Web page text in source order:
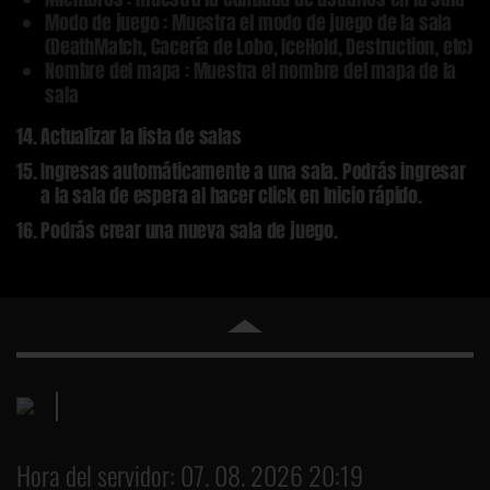
Modo de juego : Muestra el modo de juego de la sala
(DeathMatch, Cacería de Lobo, IceHold, Destruction, etc)
Nombre del mapa : Muestra el nombre del mapa de la
sala
Actualizar la lista de salas
Ingresas automáticamente a una sala. Podrás ingresar
a la sala de espera al hacer click en Inicio rápido.
Podrás crear una nueva sala de juego.
Hora del servidor: 07. 08. 2026 20:19